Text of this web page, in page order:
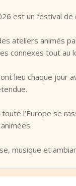
est un festival
ateliers animés
connexes tout au
lieu chaque jour
l’Europe se
musique et